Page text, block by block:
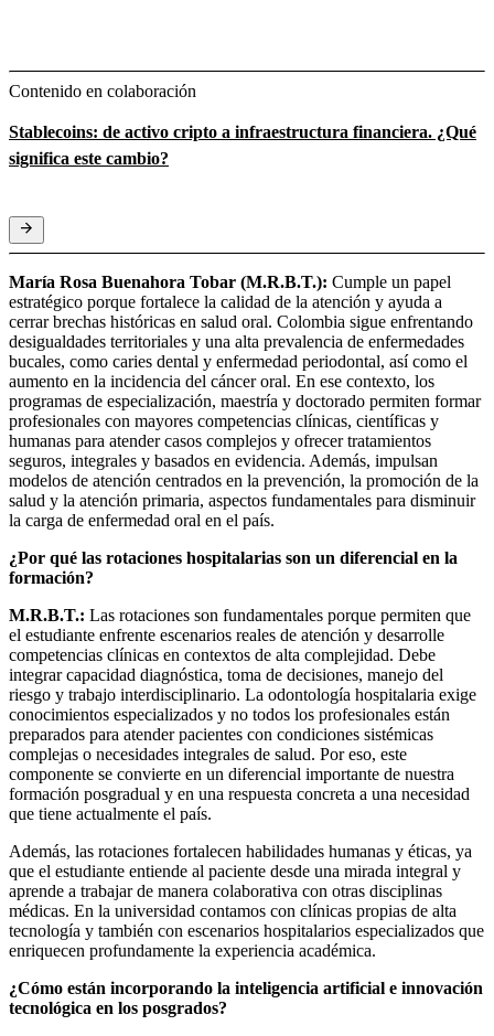
Contenido en colaboración
Stablecoins: de activo cripto a infraestructura financiera. ¿Qué
significa este cambio?
María Rosa Buenahora Tobar (M.R.B.T.): Cumple un papel
estratégico porque fortalece la calidad de la atención y ayuda a
cerrar brechas históricas en salud oral. Colombia sigue enfrentando
desigualdades territoriales y una alta prevalencia de enfermedades
bucales, como caries dental y enfermedad periodontal, así como el
aumento en la incidencia del cáncer oral. En ese contexto, los
programas de especialización, maestría y doctorado permiten formar
profesionales con mayores competencias clínicas, científicas y
humanas para atender casos complejos y ofrecer tratamientos
seguros, integrales y basados en evidencia. Además, impulsan
modelos de atención centrados en la prevención, la promoción de la
salud y la atención primaria, aspectos fundamentales para disminuir
la carga de enfermedad oral en el país.
¿Por qué las rotaciones hospitalarias son un diferencial en la
formación?
M.R.B.T.: Las rotaciones son fundamentales porque permiten que
el estudiante enfrente escenarios reales de atención y desarrolle
competencias clínicas en contextos de alta complejidad. Debe
integrar capacidad diagnóstica, toma de decisiones, manejo del
riesgo y trabajo interdisciplinario. La odontología hospitalaria exige
conocimientos especializados y no todos los profesionales están
preparados para atender pacientes con condiciones sistémicas
complejas o necesidades integrales de salud. Por eso, este
componente se convierte en un diferencial importante de nuestra
formación posgradual y en una respuesta concreta a una necesidad
que tiene actualmente el país.
Además, las rotaciones fortalecen habilidades humanas y éticas, ya
que el estudiante entiende al paciente desde una mirada integral y
aprende a trabajar de manera colaborativa con otras disciplinas
médicas. En la universidad contamos con clínicas propias de alta
tecnología y también con escenarios hospitalarios especializados que
enriquecen profundamente la experiencia académica.
¿Cómo están incorporando la inteligencia artificial e innovación
tecnológica en los posgrados?